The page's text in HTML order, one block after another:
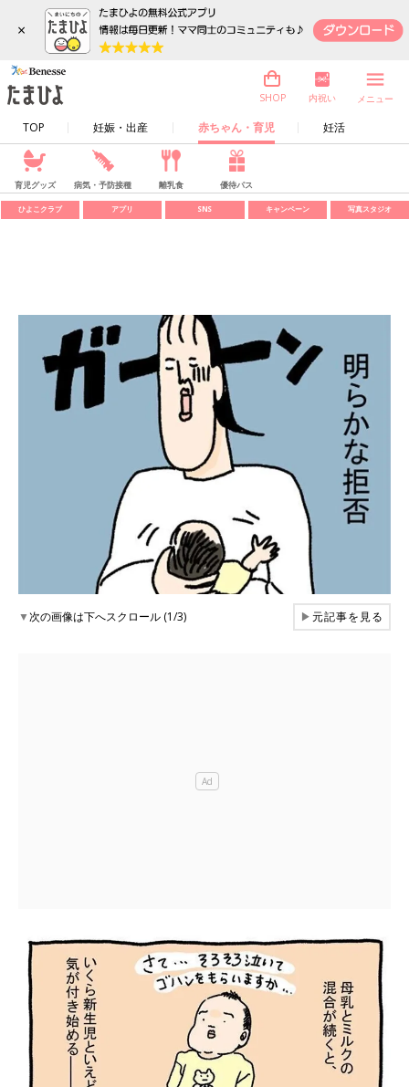
×
TOP 妊娠・出産 赤ちゃん・育児 妊活
SHOP 内祝い メニュー
育児グッズ 病気・予防接種 離乳食 優待パス
ひよこクラブ アプリ SNS キャンペーン 写真スタジオ
▼次の画像は下へスクロール (1/3) ▶元記事を見る